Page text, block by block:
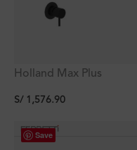
Holland Max Plus
Negra + Ducha Negra
Brazo Redondo De 38cm
S/ 1,576.90
Save